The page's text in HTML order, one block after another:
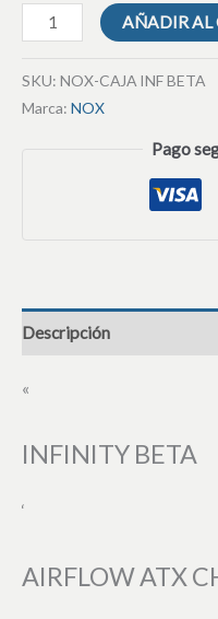
AÑADIR AL
SKU: NOX-CAJA INF BETA
Marca: NOX
Pago
Descripción
«
INFINITY BETA
‘
AIRFLOW ATX